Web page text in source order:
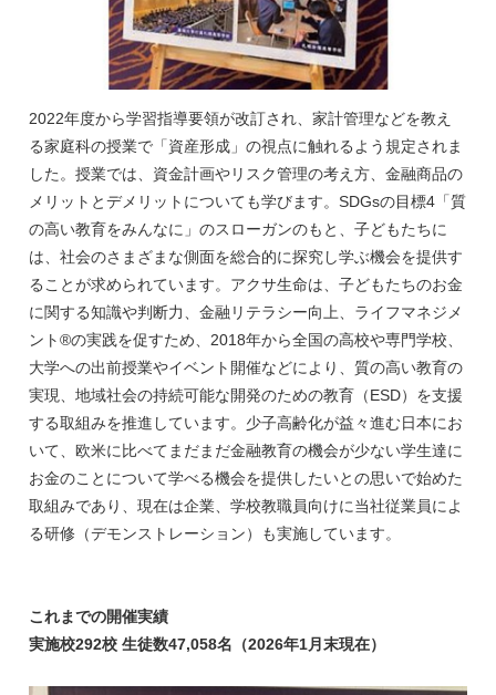
2022年度から学習指導要領が改訂され、家計管理などを教え
る家庭科の授業で「資産形成」の視点に触れるよう規定されま
した。授業では、資金計画やリスク管理の考え方、金融商品の
メリットとデメリットについても学びます。SDGsの目標4「質
の高い教育をみんなに」のスローガンのもと、子どもたちに
は、社会のさまざまな側面を総合的に探究し学ぶ機会を提供す
ることが求められています。アクサ生命は、子どもたちのお金
に関する知識や判断力、金融リテラシー向上、ライフマネジメ
ント®の実践を促すため、2018年から全国の高校や専門学校、
大学への出前授業やイベント開催などにより、質の高い教育の
実現、地域社会の持続可能な開発のための教育（ESD）を支援
する取組みを推進しています。少子高齢化が益々進む日本にお
いて、欧米に比べてまだまだ金融教育の機会が少ない学生達に
お金のことについて学べる機会を提供したいとの思いで始めた
取組みであり、現在は企業、学校教職員向けに当社従業員によ
る研修（デモンストレーション）も実施しています。
これまでの開催実績
実施校292校 生徒数47,058名（2026年1月末現在）